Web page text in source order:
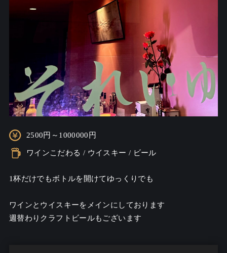
2500円～1000000円
ワインこだわる / ウイスキー / ビール
1杯だけでもボトルを開けてゆっくりでも
ワインとウイスキーをメインにしております
週替わりクラフトビールもございます